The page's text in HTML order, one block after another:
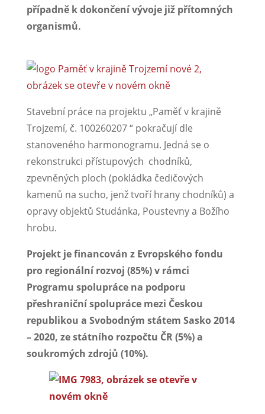
případně k dokončení vývoje již přítomných
organismů.
Stavební práce na projektu „Paměť v krajině
Trojzemí, č. 100260207 “ pokračují dle
stanoveného harmonogramu. Jedná se o
rekonstrukci přístupových chodníků,
zpevněných ploch (pokládka čedičových
kamenů na sucho, jenž tvoří hrany chodníků) a
opravy objektů Studánka, Poustevny a Božího
hrobu.
Projekt je financován z Evropského fondu
pro regionální rozvoj (85%) v rámci
Programu spolupráce na podporu
přeshraniční spolupráce mezi Českou
republikou a Svobodným státem Sasko 2014
– 2020, ze státního rozpočtu ČR (5%) a
soukromých zdrojů (10%).